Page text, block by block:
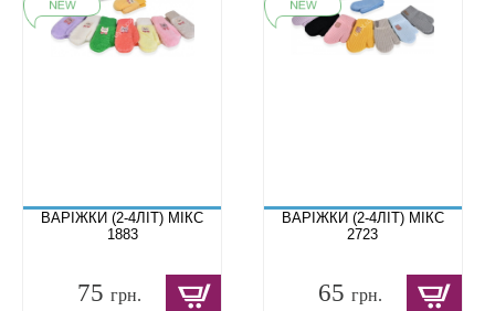
ВАРІЖКИ (2-4ЛІТ) МІКС
1883
75грн.
ВАРІЖКИ (2-4ЛІТ) МІКС
2723
65 грн.